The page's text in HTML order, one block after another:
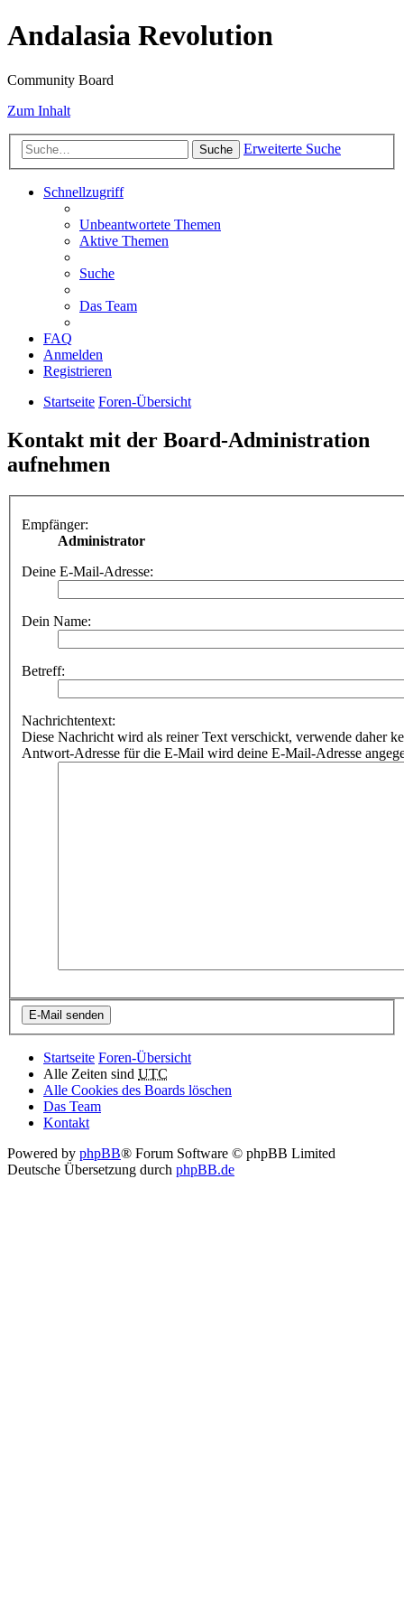
Andalasia Revolution
Community Board
Zum Inhalt
Suche Erweiterte Suche
Schnellzugriff
Unbeantwortete Themen
Aktive Themen
Suche
Das Team
FAQ
Anmelden
Registrieren
Startseite Foren-Übersicht
Kontakt mit der Board-Administration
aufnehmen
Empfänger:
Administrator
Deine E-Mail-Adresse:
Dein Name:
Betreff:
Nachrichtentext:
Diese Nachricht wird als reiner Text verschickt, verwende daher
Antwort-Adresse für die E-Mail wird deine E-Mail-Adresse
Startseite Foren-Übersicht
Alle Zeiten sind UTC
Alle Cookies des Boards löschen
Das Team
Kontakt
Powered by phpBB® Forum Software © phpBB Limited
Deutsche Übersetzung durch phpBB.de